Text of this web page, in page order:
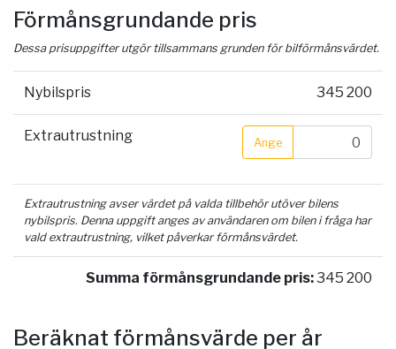
Förmånsgrundande pris
Dessa prisuppgifter utgör tillsammans grunden för bilförmånsvärdet.
Nybilspris 345 200
Extrautrustning Ange
Extrautrustning avser värdet på valda tillbehör utöver bilens
nybilspris. Denna uppgift anges av användaren om bilen i fråga har
vald extrautrustning, vilket påverkar förmånsvärdet.
Summa förmånsgrundande pris:345 200
Beräknat förmånsvärde per år